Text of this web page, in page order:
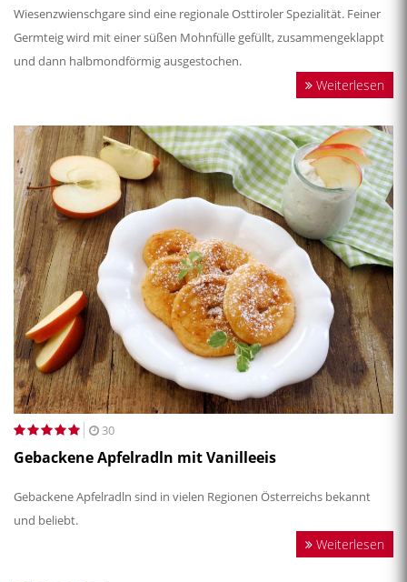
Wiesenzwienschgare sind eine regionale Osttiroler Spezialität. Feiner
Germteig wird mit einer süßen Mohnfülle gefüllt, zusammengeklappt
und dann halbmondförmig ausgestochen.
Weiterlesen
30
Gebackene Apfelradln mit Vanilleeis
Gebackene Apfelradln sind in vielen Regionen Österreichs bekannt
und beliebt.
Weiterlesen